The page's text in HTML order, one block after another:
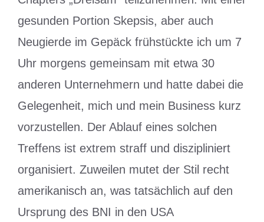
gesunden Portion Skepsis, aber auch
Neugierde im Gepäck frühstückte ich um 7
Uhr morgens gemeinsam mit etwa 30
anderen Unternehmern und hatte dabei die
Gelegenheit, mich und mein Business kurz
vorzustellen. Der Ablauf eines solchen
Treffens ist extrem straff und diszipliniert
organisiert. Zuweilen mutet der Stil recht
amerikanisch an, was tatsächlich auf den
Ursprung des BNI in den USA